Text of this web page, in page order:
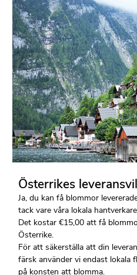
Österrikes
Ja, du kan få blommor
tack vare våra lokala
Det kostar €15,00 att få
Österrike.
För att säkerställa att din
färsk använder vi endast lokala
på konsten att blomma.